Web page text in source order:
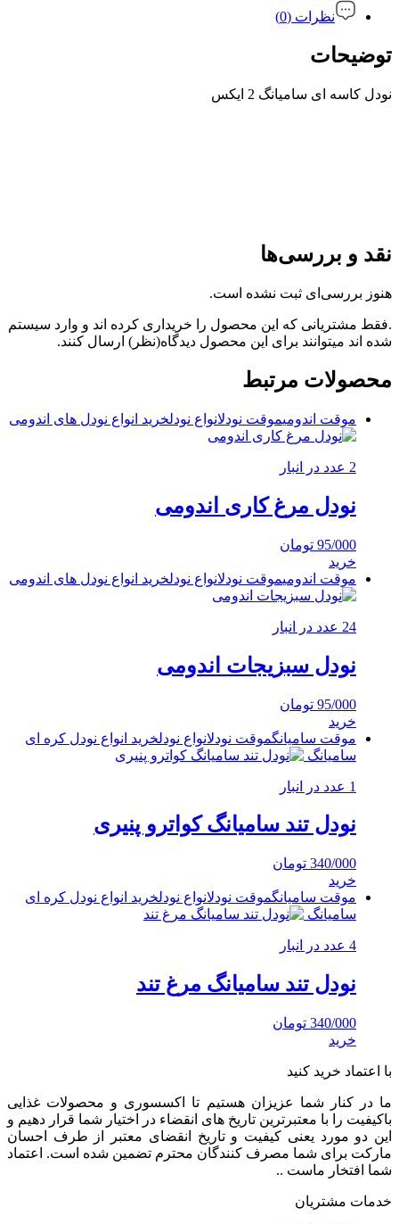
نظرات (0)
توضیحات
نودل کاسه ای سامیانگ 2 ایکس
نقد و بررسی‌ها
هنوز بررسی‌ای ثبت نشده است.
.فقط مشتریانی که این محصول را خریداری کرده اند و وارد سیستم
شده اند میتوانند برای این محصول دیدگاه(نظر) ارسال کنند.
محصولات مرتبط
موقت اندومیموقت نودلانواع نودلخرید انواع نودل های اندومی
2 عدد در انبار
نودل مرغ کاری اندومی
95/000 تومان
خرید
موقت اندومیموقت نودلانواع نودلخرید انواع نودل های اندومی
24 عدد در انبار
نودل سبزیجات اندومی
95/000 تومان
خرید
موقت سامیانگموقت نودلانواع نودلخرید انواع نودل کره ای
سامیانگ
1 عدد در انبار
نودل تند سامیانگ کواترو پنیری
340/000 تومان
خرید
موقت سامیانگموقت نودلانواع نودلخرید انواع نودل کره ای
سامیانگ
4 عدد در انبار
نودل تند سامیانگ مرغ تند
340/000 تومان
خرید
با اعتماد خرید کنید
ما در کنار شما عزیزان هستیم تا اکسسوری و محصولات غذایی
باکیفیت را با معتبرترین تاریخ های انقضاء در اختیار شما قرار دهیم و
این دو مورد یعنی کیفیت و تاریخ انقضای معتبر از طرف احسان
مارکت برای شما مصرف کنندگان محترم تضمین شده است. اعتماد
شما افتخار ماست ..
خدمات مشتریان